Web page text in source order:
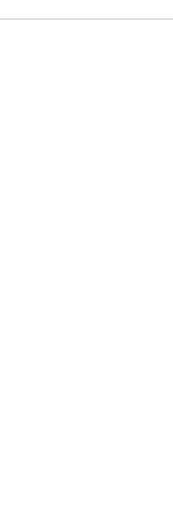
масштабироваться